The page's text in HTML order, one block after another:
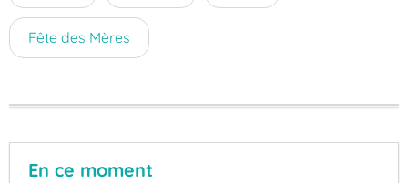
Fête des Mères
En ce moment